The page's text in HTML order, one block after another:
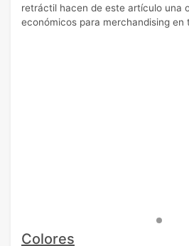
retráctil hacen de este artículo una
económicos para merchandising en
Colores